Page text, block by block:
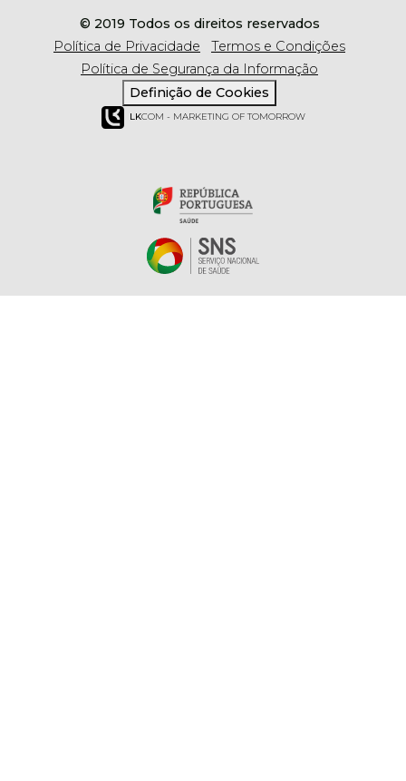
© 2019 Todos os direitos reservados
Política de Privacidade
Termos e Condições
Política de Segurança da Informação
Definição de Cookies
LKCOM - MARKETING OF TOMORROW